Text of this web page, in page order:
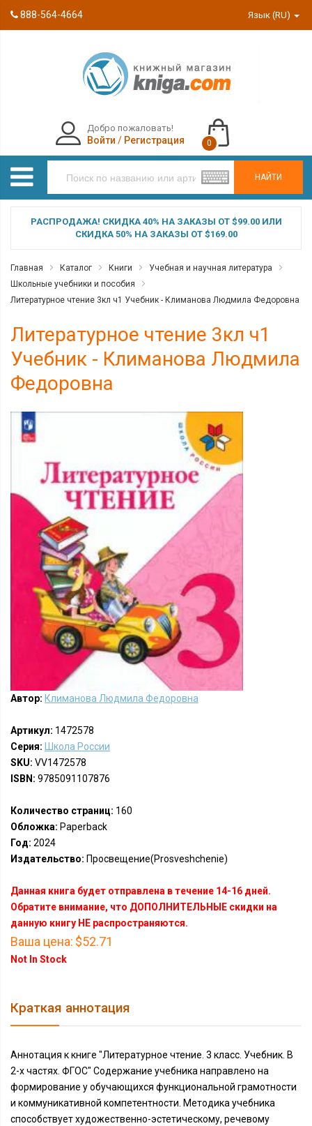
888-564-4664 Язык (RU)
НАЙТИ
Добро пожаловать!
Войти / Регистрация 0
РАСПРОДАЖА! СКИДКА 40% НА ЗАКАЗЫ ОТ $99.00 ИЛИ
СКИДКА 50% НА ЗАКАЗЫ ОТ $169.00
Главная Каталог Книги
Учебная и научная литература
Школьные учебники и пособия
Литературное чтение 3кл ч1 Учебник - Климанова Людмила Федоровна
Литературное чтение 3кл ч1
Учебник - Климанова Людмила
Федоровна
Автор: Климанова Людмила Федоровна
Артикул: 1472578
Серия:
Школа России
SKU: VV1472578
ISBN: 9785091107876
Количество страниц: 160
Обложка: Paperback
Год: 2024
Издательство: Просвещение(Prosveshchenie)
Данная книга будет отправлена в течение 14-16 дней.
Обратите внимание, что ДОПОЛНИТЕЛЬНЫЕ скидки на
данную книгу НЕ распространяются.
Ваша цена: $52.71
Not In Stock
Краткая аннотация
Аннотация к книге "Литературное чтение. 3 класс. Учебник. В
2-х частях. ФГОС" Содержание учебника направлено на
формирование у обучающихся функциональной грамотности
и коммуникативной компетентности. Методика учебника
способствует художественно-эстетическому, речевому